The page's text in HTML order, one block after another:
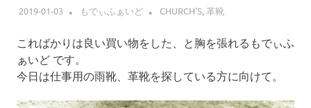
2019-01-03 もでぃふぁいど CHURCH'S,革靴
こればかりは良い買い物をした、と胸を張れるもでぃふ
ぁいど です。
今日は仕事用の雨靴、革靴を探している方に向けて。